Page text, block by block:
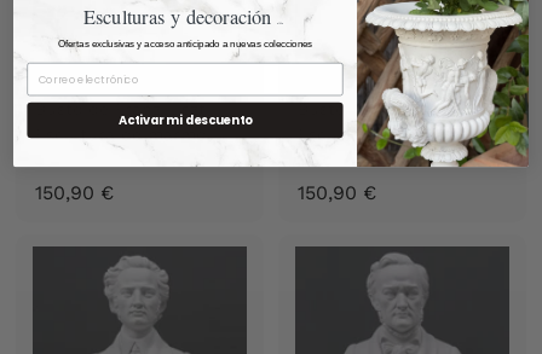
Busto de Franz Liszt |
Escultura de mármol
150,90 €1
0
,
9
0
Busto de Verdi |
Escultura de mármol
33 cm
150,90 €1
0
9
0
Esculturas y decoración
Ofertas exclusivas y acceso anticipado a nuevas colecciones
Activar mi descuento